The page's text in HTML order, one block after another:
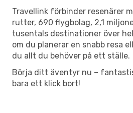
Travellink förbinder resenärer
rutter, 690 flygbolag, 2,1
tusentals destinationer över
om du planerar en snabb resa
du allt du behöver på ett ställe.
Börja ditt äventyr nu –
bara ett klick bort!